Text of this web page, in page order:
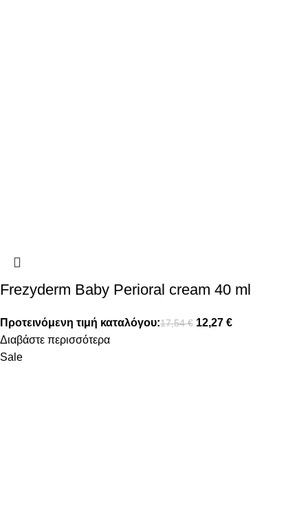
Frezyderm Baby Perioral cream 40 ml
Προτεινόμενη τιμή καταλόγου:17,54€ 12,27 €
Διαβάστε περισσότερα
Sale